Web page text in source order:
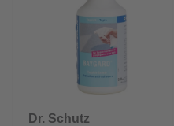
Dr. Schutz